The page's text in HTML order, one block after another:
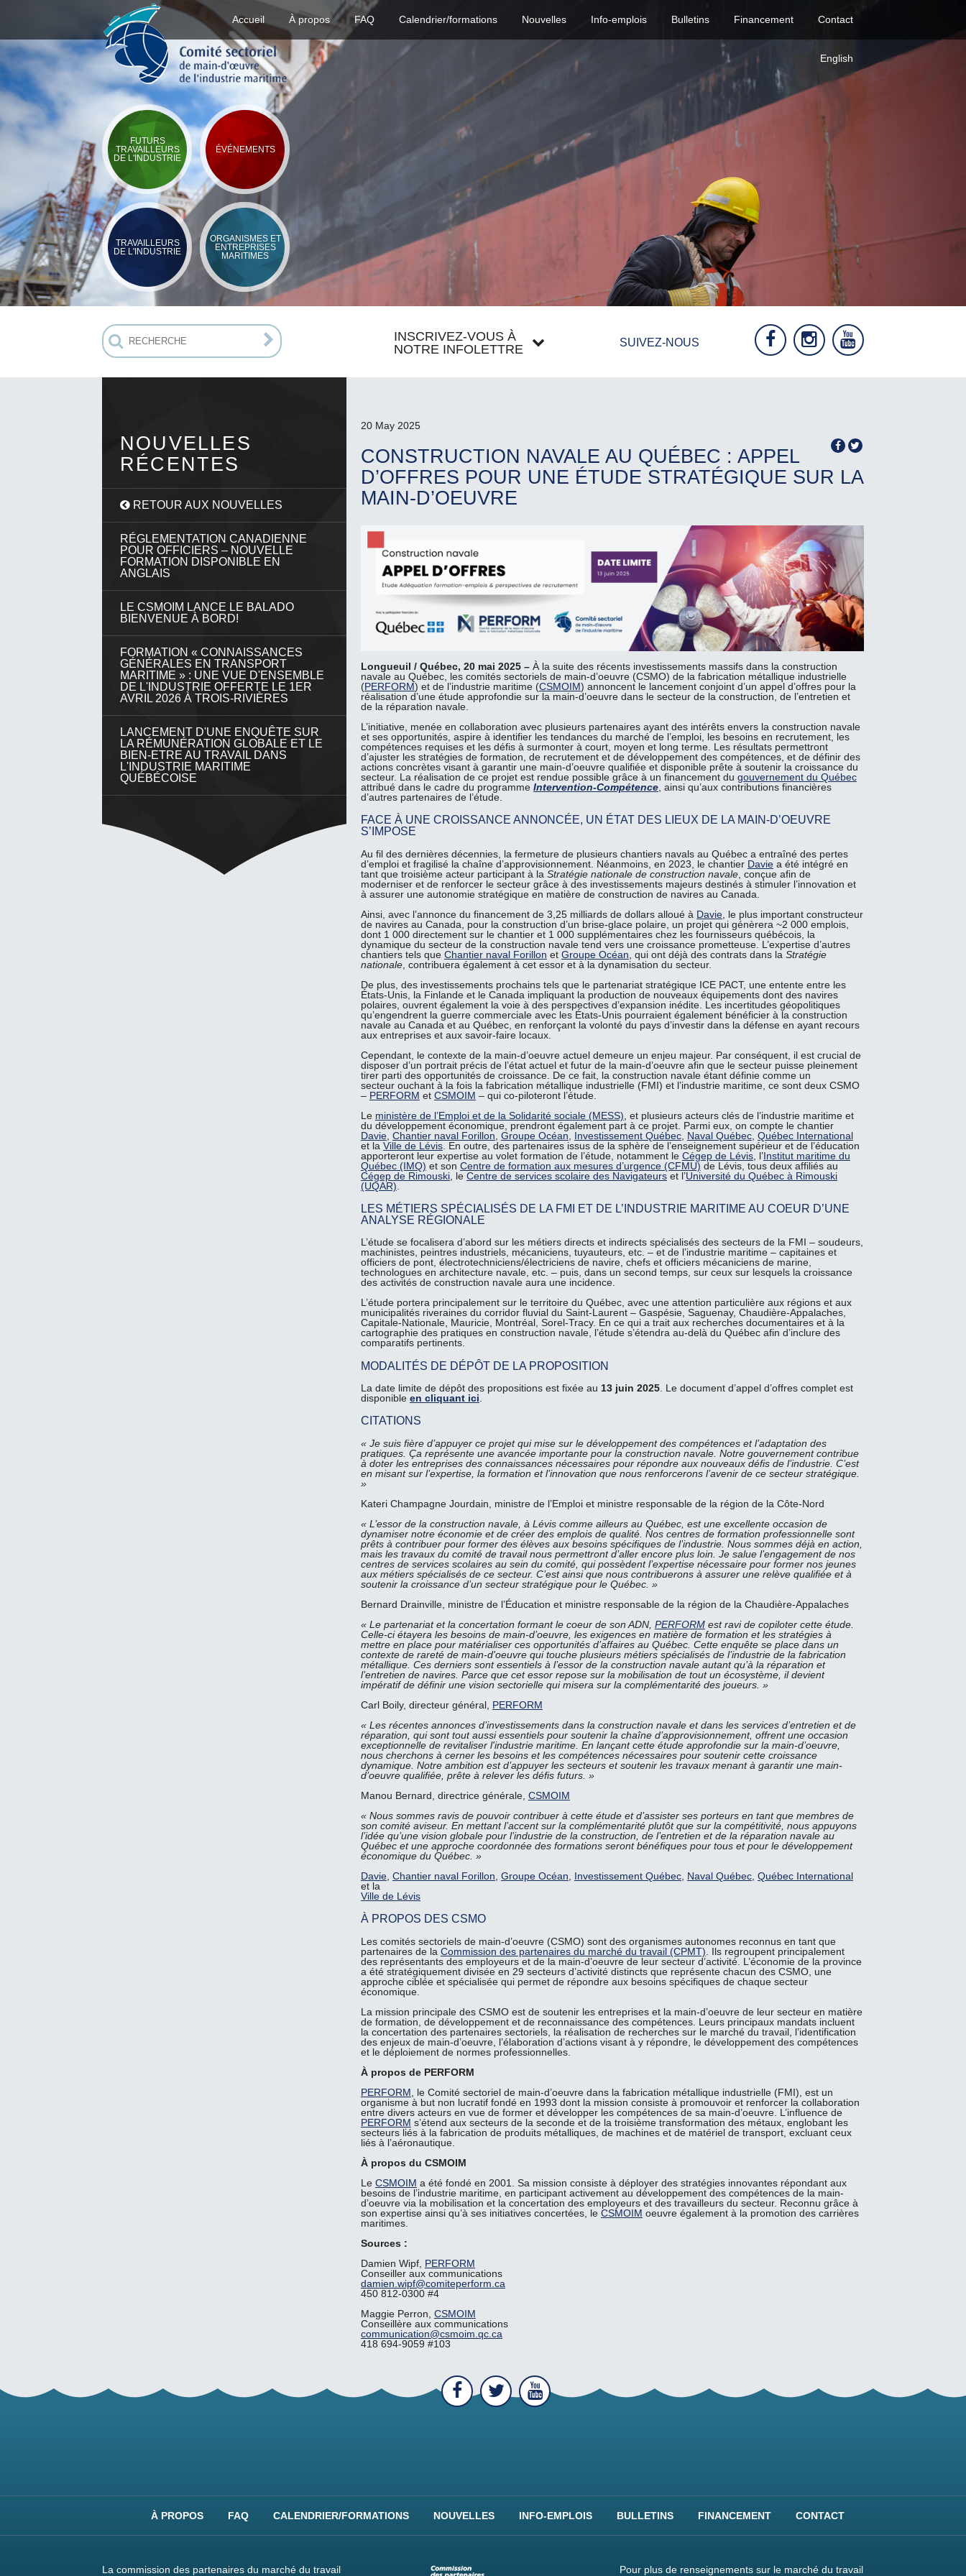
Accueil À propos FAQ Calendrier/formations Nouvelles Info-emplois Bulletins Financement Contact
English
FUTURS
TRAVAILLEURS
DE L'INDUSTRIE
ÉVÉNEMENTS
TRAVAILLEURS
DE L'INDUSTRIE
ORGANISMES ET
ENTREPRISES
MARITIMES
INSCRIVEZ-VOUS À
NOTRE INFOLETTRE
SUIVEZ-NOUS
NOUVELLES
RÉCENTES
RETOUR AUX NOUVELLES
RÉGLEMENTATION CANADIENNE
POUR OFFICIERS – NOUVELLE
FORMATION DISPONIBLE EN
ANGLAIS
LE CSMOIM LANCE LE BALADO
BIENVENUE À BORD!
FORMATION « CONNAISSANCES
GÉNÉRALES EN TRANSPORT
MARITIME » : UNE VUE D'ENSEMBLE
DE L'INDUSTRIE OFFERTE LE 1ER
AVRIL 2026 À TROIS-RIVIÈRES
LANCEMENT D'UNE ENQUÊTE SUR
LA RÉMUNÉRATION GLOBALE ET LE
BIEN-ETRE AU TRAVAIL DANS
L'INDUSTRIE MARITIME
QUÉBÉCOISE
20 May 2025
CONSTRUCTION NAVALE AU QUÉBEC : APPEL
D’OFFRES POUR UNE ÉTUDE STRATÉGIQUE SUR LA
MAIN-D’OEUVRE
Longueuil / Québec, 20 mai 2025 –À la suite des récents investissements massifs dans la construction
navale au Québec, les comités sectoriels de main-d’oeuvre (CSMO) de la fabrication métallique industrielle
(PERFORM) et de l’industrie maritime (CSMOIM) annoncent le lancement conjoint d’un appel d’offres pour la
réalisation d’une étude approfondie sur la main-d’oeuvre dans le secteur de la construction, de l’entretien et
de la réparation navale.
L’initiative, menée en collaboration avec plusieurs partenaires ayant des intérêts envers la construction navale
et ses opportunités, aspire à identifier les tendances du marché de l’emploi, les besoins en recrutement, les
compétences requises et les défis à surmonter à court, moyen et long terme. Les résultats permettront
d’ajuster les stratégies de formation, de recrutement et de développement des compétences, et de définir des
actions concrètes visant à garantir une main-d’oeuvre qualifiée et disponible prête à soutenir la croissance du
secteur. La réalisation de ce projet est rendue possible grâce à un financement du gouvernement du Québec
attribué dans le cadre du programme Intervention-Compétence, ainsi qu’aux contributions financières
d’autres partenaires de l’étude.
FACE À UNE CROISSANCE ANNONCÉE, UN ÉTAT DES LIEUX DE LA MAIN-D’OEUVRE
S’IMPOSE
Au fil des dernières décennies, la fermeture de plusieurs chantiers navals au Québec a entraîné des pertes
d’emploi et fragilisé la chaîne d’approvisionnement. Néanmoins, en 2023, le chantier Daviea été intégré en
tant que troisième acteur participant à la Stratégie nationale de construction navale, conçue afin de
moderniser et de renforcer le secteur grâce à des investissements majeurs destinés à stimuler l’innovation et
à assurer une autonomie stratégique en matière de construction de navires au Canada.
Ainsi, avec l’annonce du financement de 3,25 milliards de dollars alloué à Davie, le plus important constructeur
de navires au Canada, pour la construction d’un brise-glace polaire, un projet qui génèrera ~2 000 emplois,
dont 1 000 directement sur le chantier et 1 000 supplémentaires chez les fournisseurs québécois, la
dynamique du secteur de la construction navale tend vers une croissance prometteuse. L’expertise d’autres
chantiers tels que Chantier naval Forillon et Groupe Océan , qui ont déjà des contrats dans la Stratégie
nationale, contribuera également à cet essor et à la dynamisation du secteur.
De plus, des investissements prochains tels que le partenariat stratégique ICE PACT, une entente entre les
États-Unis, la Finlande et le Canada impliquant la production de nouveaux équipements dont des navires
polaires, ouvrent également la voie à des perspectives d’expansion inédite. Les incertitudes géopolitiques
qu’engendrent la guerre commerciale avec les États-Unis pourraient également bénéficier à la construction
navale au Canada et au Québec, en renforçant la volonté du pays d’investir dans la défense en ayant recours
aux entreprises et aux savoir-faire locaux.
Cependant, le contexte de la main-d’oeuvre actuel demeure un enjeu majeur. Par conséquent, il est crucial de
disposer d’un portrait précis de l’état actuel et futur de la main-d’oeuvre afin que le secteur puisse pleinement
tirer parti des opportunités de croissance. De ce fait, la construction navale étant définie comme un
secteur ouchant à la fois la fabrication métallique industrielle (FMI) et l’industrie maritime, ce sont deux CSMO
– PERFORM et CSMOIM – qui co-piloteront l’étude.
Le ministère de l’Emploi et de la Solidarité sociale (MESS) , et plusieurs acteurs clés de l’industrie maritime et
du développement économique, prendront également part à ce projet. Parmi eux, on compte le chantier
Davie, Chantier naval Forillon Groupe Océan Investissement Québec, Naval Québec, Québec International
et la Ville de Lévis. En outre, des partenaires issus de la sphère de l’enseignement supérieur et de l’éducation
apporteront leur expertise au volet formation de l’étude, notamment le Cégep de Lévis, l’Institut maritime du
Québec (IMQ) et son Centre de formation aux mesures d’urgence (CFMU) de Lévis, tous deux affiliés au
Cégep de Rimouski, le Centre de services scolaire des Navigateurset l’Université du Québec à Rimouski
(UQAR)
LES MÉTIERS SPÉCIALISÉS DE LA FMI ET DE L’INDUSTRIE MARITIME AU COEUR D’UNE
ANALYSE RÉGIONALE
L’étude se focalisera d’abord sur les métiers directs et indirects spécialisés des secteurs de la FMI – soudeurs,
machinistes, peintres industriels, mécaniciens, tuyauteurs, etc. – et de l’industrie maritime – capitaines et
officiers de pont, électrotechniciens/électriciens de navire, chefs et officiers mécaniciens de marine,
technologues en architecture navale, etc. – puis, dans un second temps, sur ceux sur lesquels la croissance
des activités de construction navale aura une incidence.
L’étude portera principalement sur le territoire du Québec, avec une attention particulière aux régions et aux
municipalités riveraines du corridor fluvial du Saint-Laurent – Gaspésie, Saguenay, Chaudière-Appalaches,
Capitale-Nationale, Mauricie, Montréal, Sorel-Tracy. En ce qui a trait aux recherches documentaires et à la
cartographie des pratiques en construction navale, l’étude s’étendra au-delà du Québec afin d’inclure des
comparatifs pertinents.
MODALITÉS DE DÉPÔT DE LA PROPOSITION
La date limite de dépôt des propositions est fixée au 13 juin 2025. Le document d’appel d’offres complet est
disponible en cliquant ici
CITATIONS
« Je suis fière d’appuyer ce projet qui mise sur le développement des compétences et l’adaptation des
pratiques. Ça représente une avancée importante pour la construction navale. Notre gouvernement contribue
à doter les entreprises des connaissances nécessaires pour répondre aux nouveaux défis de l’industrie. C’est
en misant sur l’expertise, la formation et l’innovation que nous renforcerons l’avenir de ce secteur stratégique.
»
Kateri Champagne Jourdain, ministre de l’Emploi et ministre responsable de la région de la Côte-Nord
« L’essor de la construction navale, à Lévis comme ailleurs au Québec, est une excellente occasion de
dynamiser notre économie et de créer des emplois de qualité. Nos centres de formation professionnelle sont
prêts à contribuer pour former des élèves aux besoins spécifiques de l’industrie. Nous sommes déjà en action,
mais les travaux du comité de travail nous permettront d’aller encore plus loin. Je salue l’engagement de nos
centres de services scolaires au sein du comité, qui possèdent l’expertise nécessaire pour former nos jeunes
aux métiers spécialisés de ce secteur. C’est ainsi que nous contribuerons à assurer une relève qualifiée et à
soutenir la croissance d’un secteur stratégique pour le Québec. »
Bernard Drainville, ministre de l’Éducation et ministre responsable de la région de la Chaudière-Appalaches
« Le partenariat et la concertation formant le coeur de son ADN, PERFORMest ravi de copiloter cette étude.
Celle-ci étayera les besoins de main-d’oeuvre, les exigences en matière de formation et les stratégies à
mettre en place pour matérialiser ces opportunités d’affaires au Québec. Cette enquête se place dans un
contexte de rareté de main-d'oeuvre qui touche plusieurs métiers spécialisés de l’industrie de la fabrication
métallique. Ces derniers sont essentiels à l’essor de la construction navale autant qu’à la réparation et
l’entretien de navires. Parce que cet essor repose sur la mobilisation de tout un écosystème, il devient
impératif de définir une vision sectorielle qui misera sur la complémentarité des joueurs. »
Carl Boily, directeur général, PERFORM
« Les récentes annonces d’investissements dans la construction navale et dans les services d’entretien et de
réparation, qui sont tout aussi essentiels pour soutenir la chaîne d’approvisionnement, offrent une occasion
exceptionnelle de revitaliser l'industrie maritime. En lançant cette étude approfondie sur la main-d’oeuvre,
nous cherchons à cerner les besoins et les compétences nécessaires pour soutenir cette croissance
dynamique. Notre ambition est d’appuyer les secteurs et soutenir les travaux menant à garantir une main-
d’oeuvre qualifiée, prête à relever les défis futurs. »
Manou Bernard, directrice générale, CSMOIM
« Nous sommes ravis de pouvoir contribuer à cette étude et d’assister ses porteurs en tant que membres de
son comité aviseur. En mettant l’accent sur la complémentarité plutôt que sur la compétitivité, nous appuyons
l’idée qu’une vision globale pour l’industrie de la construction, de l’entretien et de la réparation navale au
Québec et une approche coordonnée des formations seront bénéfiques pour tous et pour le développement
économique du Québec. »
Davie, Chantier naval Forillon Groupe Océan Investissement Québec, Naval Québec, Québec International
et la
Ville de Lévis
À PROPOS DES CSMO
Les comités sectoriels de main-d’oeuvre (CSMO) sont des organismes autonomes reconnus en tant que
partenaires de la Commission des partenaires du marché du travail (CPMT) . Ils regroupent principalement
des représentants des employeurs et de la main-d’oeuvre de leur secteur d’activité. L’économie de la province
a été stratégiquement divisée en 29 secteurs d’activité distincts que représente chacun des CSMO, une
approche ciblée et spécialisée qui permet de répondre aux besoins spécifiques de chaque secteur
économique.
La mission principale des CSMO est de soutenir les entreprises et la main-d’oeuvre de leur secteur en matière
de formation, de développement et de reconnaissance des compétences. Leurs principaux mandats incluent
la concertation des partenaires sectoriels, la réalisation de recherches sur le marché du travail, l’identification
des enjeux de main-d’oeuvre, l’élaboration d’actions visant à y répondre, le développement des compétences
et le déploiement de normes professionnelles.
À propos de PERFORM
PERFORM , le Comité sectoriel de main-d’oeuvre dans la fabrication métallique industrielle (FMI), est un
organisme à but non lucratif fondé en 1993 dont la mission consiste à promouvoir et renforcer la collaboration
entre divers acteurs en vue de former et développer les compétences de sa main-d’oeuvre. L’influence de
PERFORM s’étend aux secteurs de la seconde et de la troisième transformation des métaux, englobant les
secteurs liés à la fabrication de produits métalliques, de machines et de matériel de transport, excluant ceux
liés à l’aéronautique.
À propos du CSMOIM
Le CSMOIM a été fondé en 2001. Sa mission consiste à déployer des stratégies innovantes répondant aux
besoins de l’industrie maritime, en participant activement au développement des compétences de la main-
d’oeuvre via la mobilisation et la concertation des employeurs et des travailleurs du secteur. Reconnu grâce à
son expertise ainsi qu’à ses initiatives concertées, le CSMOIM oeuvre également à la promotion des carrières
maritimes.
Sources :
Damien Wipf, PERFORM
Conseiller aux communications
damien.wipf@comiteperform.ca
450 812-0300 #4
Maggie Perron, CSMOIM
Conseillère aux communications
communication@csmoim.qc.ca
418 694-9059 #103
À PROPOS FAQ CALENDRIER/FORMATIONS NOUVELLES INFO-EMPLOIS BULLETINS FINANCEMENT CONTACT
La commission des partenaires du marché du travail
Pour plus de renseignements sur le marché du travail